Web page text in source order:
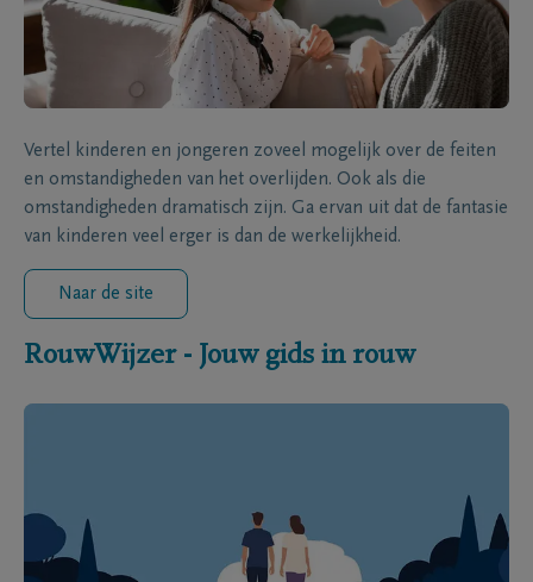
Vertel kinderen en jongeren zoveel mogelijk over de feiten
en omstandigheden van het overlijden. Ook als die
omstandigheden dramatisch zijn. Ga ervan uit dat de fantasie
van kinderen veel erger is dan de werkelijkheid.
Naar de site
RouwWijzer - Jouw gids in rouw